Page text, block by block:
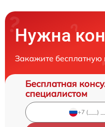
Нужна
Закажите бесплатную
Бесплатная
специалистом